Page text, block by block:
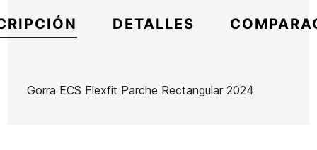
DETALLES
Gorra ECS Flexfit Parche Rectangular 2024